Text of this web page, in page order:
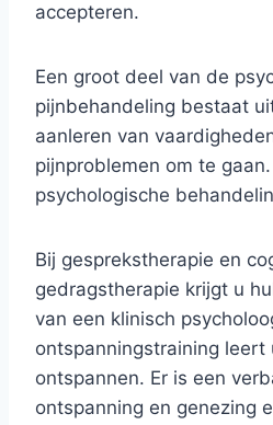
accepteren.
Een groot deel van de
pijnbehandeling bestaat
aanleren van
pijnproblemen om te
psychologische
Bij gesprekstherapie en
gedragstherapie krijgt u
van een klinisch
ontspanningstraining leert
ontspannen. Er is een
ontspanning en genezing